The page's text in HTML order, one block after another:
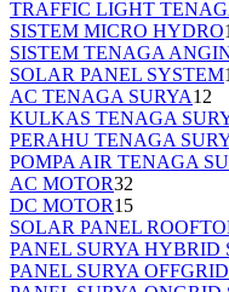
TRAFFIC LIGHT
SISTEM MICRO HYDRO1
SISTEM TENAGA
SOLAR PANEL SYSTEM
AC TENAGA SURYA12
KULKAS TENAGA
PERAHU TENAGA
POMPA AIR TENAGA
AC MOTOR32
DC MOTOR15
SOLAR PANEL
PANEL SURYA HYBRID
PANEL SURYA